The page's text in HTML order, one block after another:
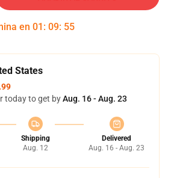
en 01 : 09: 54
States
today to get byAug. 16 - Aug. 23
Shipping
Aug. 12
Delivered
Aug. 16 - Aug. 23